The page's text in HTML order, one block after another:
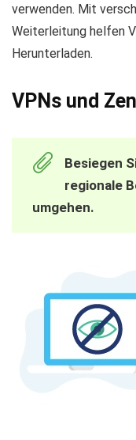
verwenden. Mit
Weiterleitung helfen
Herunterladen.
VPNs und
Besiegen
regionale
umgehen.